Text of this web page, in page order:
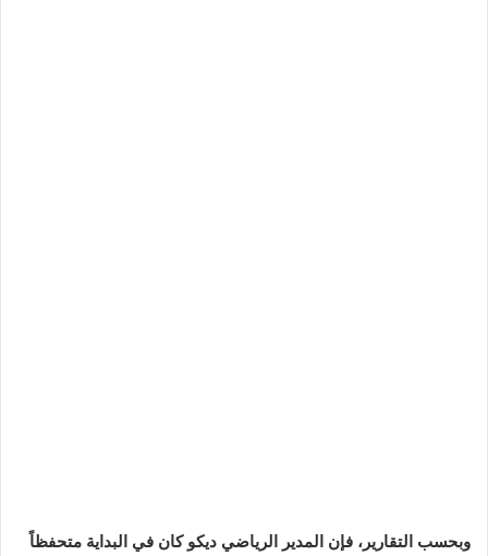
وبحسب التقارير، فإن المدير الرياضي ديكو كان في البداية متحفظاً